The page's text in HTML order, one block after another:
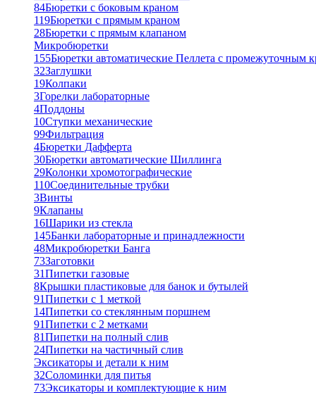
84Бюретки с боковым краном
119Бюретки с прямым краном
28Бюретки с прямым клапаном
Микробюретки
155Бюретки автоматические Пеллета с промежуточным
32Заглушки
19Колпаки
3Горелки лабораторные
4Поддоны
10Ступки механические
99Фильтрация
4Бюретки Дафферта
30Бюретки автоматические Шиллинга
29Колонки хромотографические
110Соединительные трубки
3Винты
9Клапаны
16Шарики из стекла
145Банки лабораторные и принадлежности
48Микробюретки Банга
73Заготовки
31Пипетки газовые
8Крышки пластиковые для банок и бутылей
91Пипетки с 1 меткой
14Пипетки со стеклянным поршнем
91Пипетки с 2 метками
81Пипетки на полный слив
24Пипетки на частичный слив
Эксикаторы и детали к ним
32Соломинки для питья
73Эксикаторы и комплектующие к ним